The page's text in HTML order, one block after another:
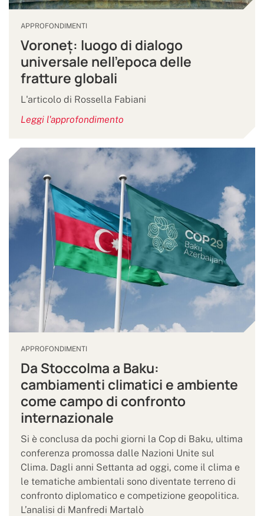
APPROFONDIMENTI
Voroneț: luogo di dialogo
universale nell’epoca delle
fratture globali
L'articolo di Rossella Fabiani
Leggi l'approfondimento
APPROFONDIMENTI
Da Stoccolma a Baku:
cambiamenti climatici e ambiente
come campo di confronto
internazionale
Si è conclusa da pochi giorni la Cop di Baku, ultima
conferenza promossa dalle Nazioni Unite sul
Clima. Dagli anni Settanta ad oggi, come il clima e
le tematiche ambientali sono diventate terreno di
confronto diplomatico e competizione geopolitica.
L’analisi di Manfredi Martalò